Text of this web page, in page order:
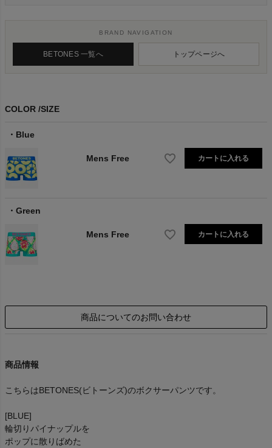
BRAND NAVIGATION
BETONES 一覧へ トップページへ
COLOR SIZE
Blue
Mens Free カートに入れる
Green
Mens Free カートに入れる
商品についてのお問い合わせ
商品情報
こちらはBETONES(ビトーンズ)のボクサーパンツです。
[BLUE]
輪切りパイナップルを
ポップに散りばめた